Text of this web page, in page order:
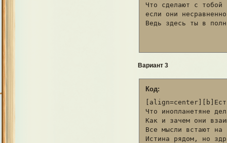
Что сделают с
если они
Ведь здесь ты в
Вариант 3
Код:
Что инопланетяне
Как и зачем они
Все мысли встают на
Истина рядом, но